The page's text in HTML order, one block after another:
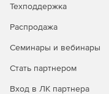
Техподдержка
Распродажа
Семинары и вебинары
Стать партнером
Вход в ЛК партнера